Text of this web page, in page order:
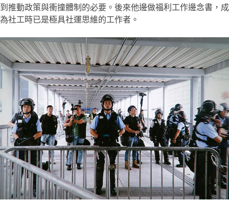
到推動政策與衝撞體制的必要。後來他邊做福利工作邊念書，成
為社工時已是極具社運思維的工作者。